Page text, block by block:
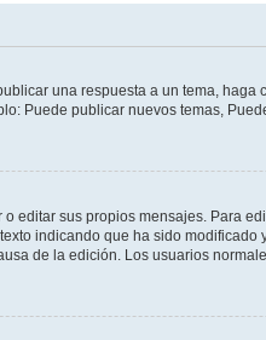
una respuesta a un tema,
Puede publicar nuevos temas,
editar sus propios mensajes. Para
indicando que ha sido
de la edición. Los usuarios